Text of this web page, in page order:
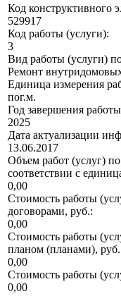
Код конструктивного
529917
Код работы (услуги):
3
Вид работы (услуги)
Ремонт
Единица измерения
пог.м.
Год завершения
2025
Дата актуализации
13.06.2017
Объем работ (услуг)
соответствии с
0,00
Стоимость работы
договорами, руб.:
0,00
Стоимость работы
планом (планами),
0,00
Стоимость работы
0,00